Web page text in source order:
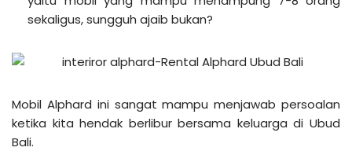
sekaligus, sungguh ajaib bukan?
Mobil Alphard ini sangat mampu menjawab persoalan
ketika kita hendak berlibur bersama keluarga di Ubud
Bali.